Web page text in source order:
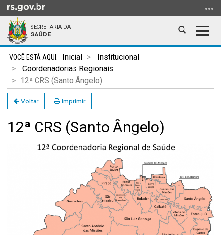
para
conteúdo
menu
para
busca
SECRETARIA DA
SAÚDE
Abrir
Início
conteúdo
Inicial
Institucional
Coordenadorias Regionais
12ª CRS (Santo Ângelo)
Voltar Imprimir
12ª CRS (Santo Ângelo)